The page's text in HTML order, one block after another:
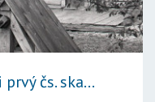
čs. ska...